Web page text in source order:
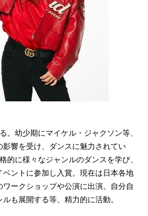
。幼少期にマイケル・ジャクソン等、
響を受け、ダンスに魅力されてい
的に様々なジャンルのダンスを学び、
ベントに参加し入賞。現在は日本各地
ークショップや公演に出演。自分自
も展開する等、精力的に活動。